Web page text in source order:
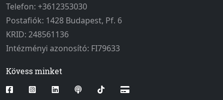
Telefon: +3612353030
Postafiók: 1428 Budapest, Pf. 6
KRID: 248561136
Intézményi azonosító: FI79633
Kövess minket